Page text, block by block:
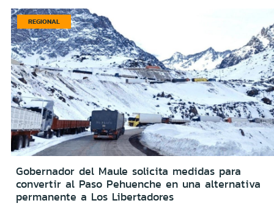
REGIONAL
Gobernador del Maule solicita medidas para
convertir al Paso Pehuenche en una alternativa
permanente a Los Libertadores